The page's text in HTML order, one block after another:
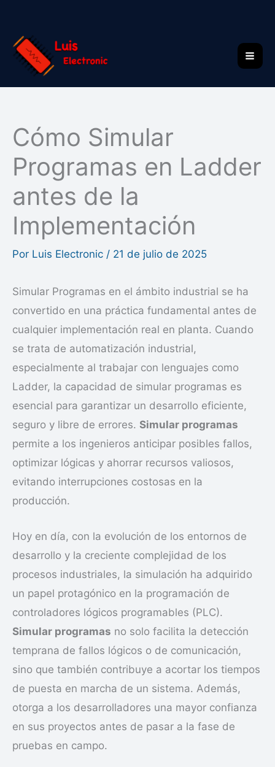
contenido
Cómo Simular
Programas en Ladder
antes de la
Implementación
Por Luis Electronic / 21 de julio de 2025
Simular Programas en el ámbito industrial se ha
convertido en una práctica fundamental antes de
cualquier implementación real en planta. Cuando
se trata de automatización industrial,
especialmente al trabajar con lenguajes como
Ladder, la capacidad de simular programas es
esencial para garantizar un desarrollo eficiente,
seguro y libre de errores. Simular programas
permite a los ingenieros anticipar posibles fallos,
optimizar lógicas y ahorrar recursos valiosos,
evitando interrupciones costosas en la
producción.
Hoy en día, con la evolución de los entornos de
desarrollo y la creciente complejidad de los
procesos industriales, la simulación ha adquirido
un papel protagónico en la programación de
controladores lógicos programables (PLC).
Simular programas no solo facilita la detección
temprana de fallos lógicos o de comunicación,
sino que también contribuye a acortar los tiempos
de puesta en marcha de un sistema. Además,
otorga a los desarrolladores una mayor confianza
en sus proyectos antes de pasar a la fase de
pruebas en campo.